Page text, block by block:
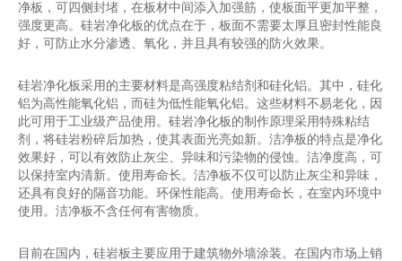
净板，可四侧封堵，在板材中间添入加强筋，使板面平更加平整，
强度更高。硅岩净化板的优点在于，板面不需要太厚且密封性能良
好，可防止水分渗透、氧化，并且具有较强的防火效果。
硅岩净化板采用的主要材料是高强度粘结剂和硅化铝。其中，硅化
铝为高性能氧化铝，而硅为低性能氧化铝。这些材料不易老化，因
此可用于工业级产品使用。硅岩净化板的制作原理采用特殊粘结
剂，将硅岩粉碎后加热，使其表面光亮如新。洁净板的特点是净化
效果好，可以有效防止灰尘、异味和污染物的侵蚀。洁净度高，可
以保持室内清新。使用寿命长。洁净板不仅可以防止灰尘和异味，
还具有良好的隔音功能。环保性能高。使用寿命长，在室内环境中
使用。洁净板不含任何有害物质。
目前在国内，硅岩板主要应用于建筑物外墙涂装。在国内市场上销